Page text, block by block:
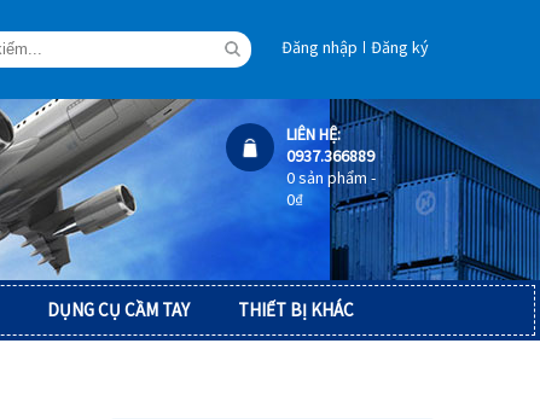
Đăng nhập Đăng ký
LIÊN HỆ:
0937.366889
0 sản phẩm -
0₫
DỤNG CỤ CẦM TAY THIẾT BỊ KHÁC